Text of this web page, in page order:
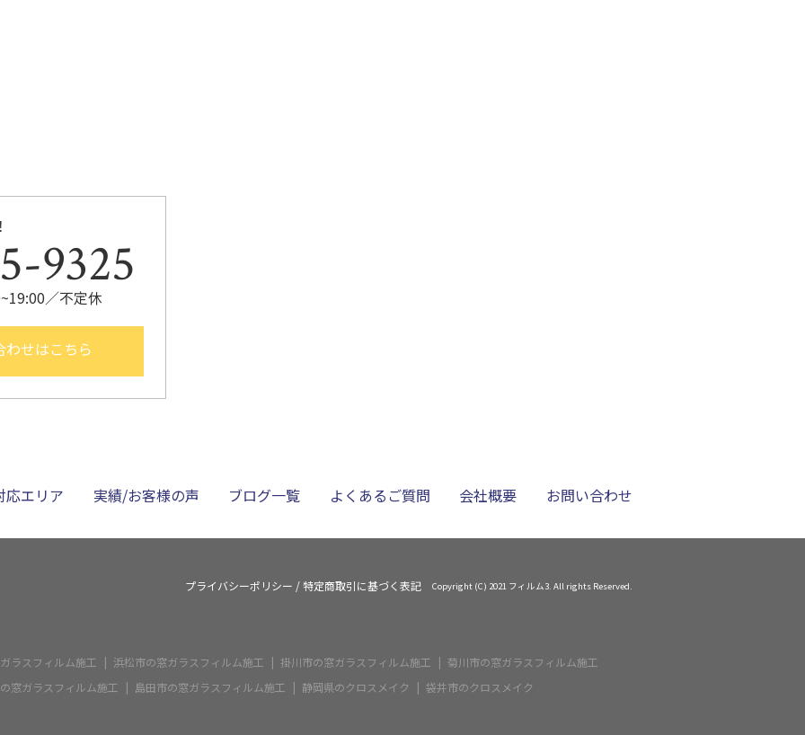
9325
／不定休
せはこちら
応エリア 実績/お客様の声 ブログ一覧 よくあるご質問 会社概要 お問い合わせ
プライバシーポリシー /特定商取引に基づく表記 Copyright (C) 2021 フィルム3. All rights Reserved.
ラスフィルム施工 浜松市の窓ガラスフィルム施工 掛川市の窓ガラスフィルム施工
菊川市の窓ガラスフィルム施工
窓ガラスフィルム施工
島田市の窓ガラスフィルム施工 静岡県のクロスメイク 袋井市のクロスメイク